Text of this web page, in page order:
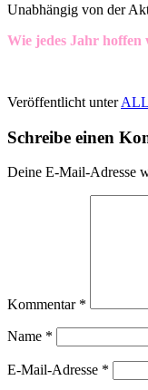
Unabhängig von der
Wie jedes Jahr hoffen
Veröffentlicht unter
Schreibe einen
Deine E-Mail-Adresse
Kommentar *
Name *
E-Mail-Adresse *